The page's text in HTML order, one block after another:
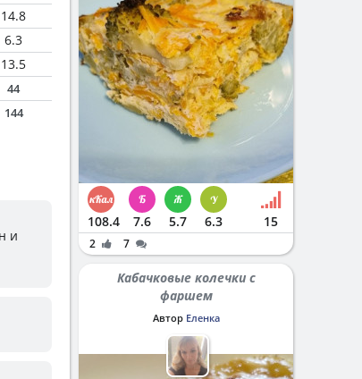
14.8
6.3
13.5
44
144
и
108.4 7.6 5.7 6.3 15
2 7
Кабачковые колечки с
фаршем
Автор Еленка